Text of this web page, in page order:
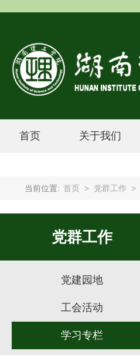
首页 关于我们
当前位置: 首页 > 党群工作 >
党群工作
党建园地
工会活动
学习专栏